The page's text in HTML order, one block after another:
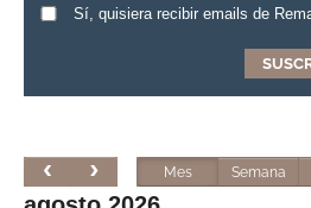
Sí, quisiera recibir emails de
Mes Semana